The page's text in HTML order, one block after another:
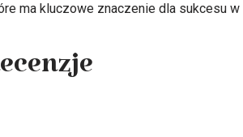
ma kluczowe znaczenie dla sukcesu w